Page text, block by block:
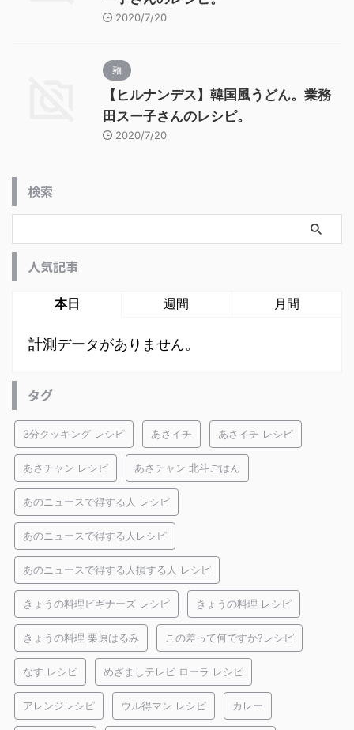
2020/7/20
麺
【ヒルナンデス】韓国風うどん。業務
田スー子さんのレシピ。
2020/7/20
検索
人気記事
本日 週間 月間
計測データがありません。
タグ
3分クッキング レシピ あさイチ あさイチ レシピ
あさチャン レシピ あさチャン 北斗ごはん
あのニュースで得する人 レシピ
あのニュースで得する人レシピ
あのニュースで得する人損する人 レシピ
きょうの料理ビギナーズ レシピ きょうの料理 レシピ
きょうの料理 栗原はるみ この差って何ですか?レシピ
なす レシピ めざましテレビ ローラ レシピ
アレンジレシピ ウル得マン レシピ カレー